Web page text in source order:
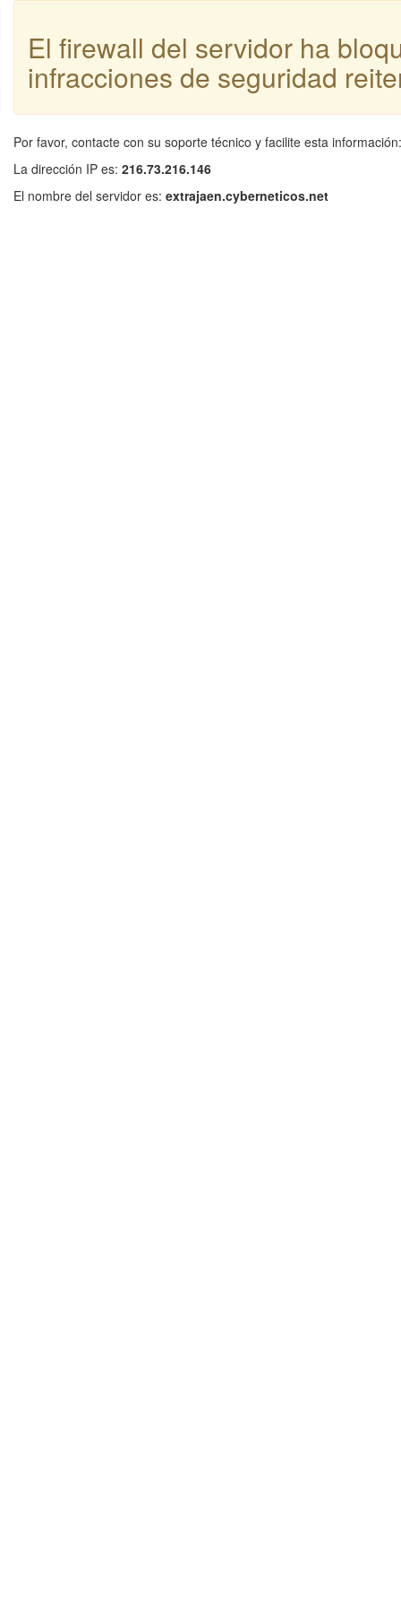
El firewall del servidor ha
infracciones de seguridad
Por favor, contacte con su soporte técnico y facilite esta información:
La dirección IP es: 216.73.216.146
El nombre del servidor es: extrajaen.cyberneticos.net